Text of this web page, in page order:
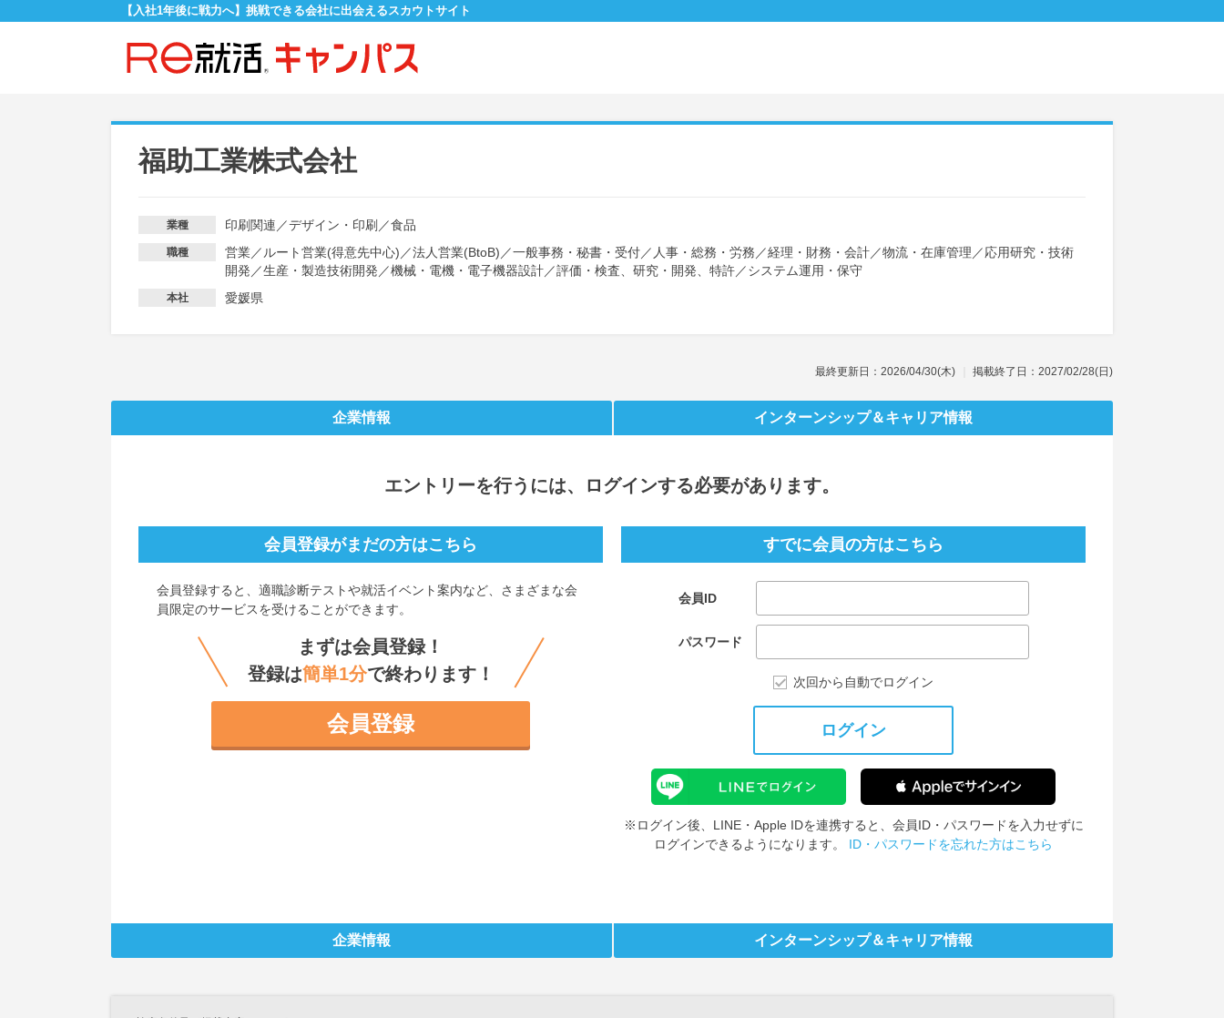
【入社1年後に戦力へ】挑戦できる会社に出会えるスカウトサイト
福助工業株式会社
業種 印刷関連 ／デザイン・印刷 ／食品
職種 営業／ ルート営業(得意先中心) ／法人営業(BtoB) ／一般事務・秘書・受付／ 人事・総務・労務 ／経理・財務・会計／物流・在庫管理 ／応用研究・技術
開発 ／生産・製造技術開発 ／機械・電機・電子機器設計／評価・検査、研究・開発、特許／システム運用・保守
本社 愛媛県
最終更新日：2026/04/30(木) 掲載終了日：2027/02/28(日)
企業情報 インターンシップ＆キャリア情報
エントリーを行うには、ログインする必要があります。
すでに会員の方はこちら
会員ID
パスワード
次回から自動でログイン
ログイン
※ログイン後、LINE・Apple IDを連携すると、会員ID・パスワードを入力せずに
ログインできるようになります。 ID・パスワードを忘れた方はこちら
会員登録がまだの方はこちら
会員登録すると、 適職診断テストや就活イベント案内など、さまざまな会
員限定のサービスを受けることができます。
まずは会員登録！
登録は簡単1分で終わります！
会員登録
企業情報 インターンシップ＆キャリア情報